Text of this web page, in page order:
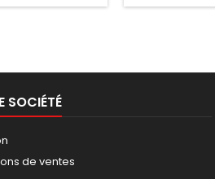
SOCIÉTÉ
de ventes